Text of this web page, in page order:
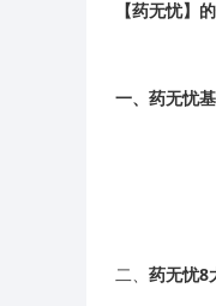
【药无忧】
一、药无忧
二、 药无忧8